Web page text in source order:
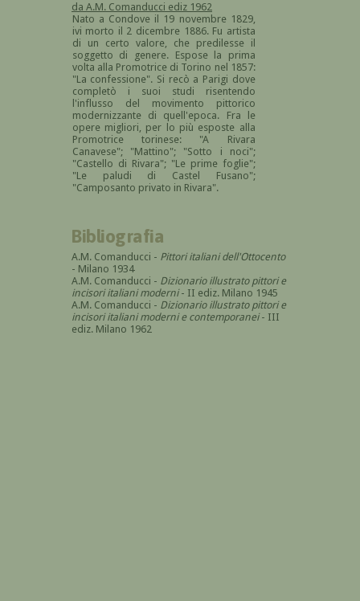
da A.M. Comanducci ediz 1962
Nato a Condove il 19 novembre 1829,
ivi morto il 2 dicembre 1886. Fu artista
di un certo valore, che predilesse il
soggetto di genere. Espose la prima
volta alla Promotrice di Torino nel 1857:
"La confessione". Si recò a Parigi dove
completò i suoi studi risentendo
l'influsso del movimento pittorico
modernizzante di quell'epoca. Fra le
opere migliori, per lo più esposte alla
Promotrice torinese: "A Rivara
Canavese"; "Mattino"; "Sotto i noci";
"Castello di Rivara"; "Le prime foglie";
"Le paludi di Castel Fusano";
"Camposanto privato in Rivara".
Bibliografia
A.M. Comanducci - Pittori italiani dell'Ottocento
- Milano 1934
A.M. Comanducci - Dizionario illustrato pittori e
incisori italiani moderni- II ediz. Milano 1945
A.M. Comanducci - Dizionario illustrato pittori e
incisori italiani moderni e contemporanei- III
ediz. Milano 1962